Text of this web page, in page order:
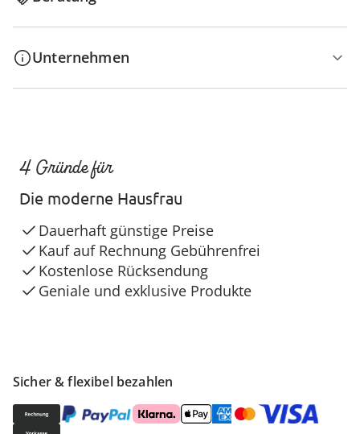
Unternehmen
Sicher & flexibel bezahlen
4 Gründe für
Die moderne Hausfrau
Dauerhaft günstige Preise
Kauf auf Rechnung Gebührenfrei
Kostenlose Rücksendung
Geniale und exklusive Produkte